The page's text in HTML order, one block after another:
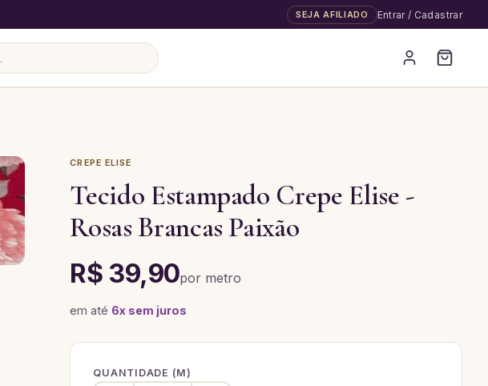
SEJA AFILIADO Entrar / Cadastrar
CREPE ELISE
Tecido Estampado Crepe Elise -
Rosas Brancas Paixão
R$ 39,90por metro
em até 6x sem juros
QUANTIDADE (M)